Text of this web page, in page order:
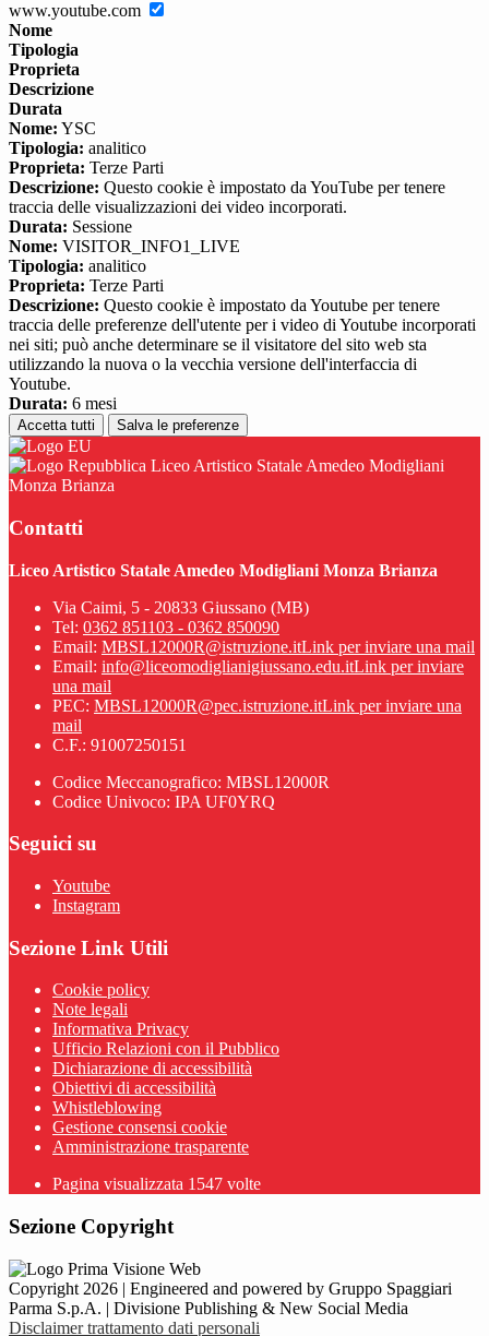
www.youtube.com
Nome
Tipologia
Proprieta
Descrizione
Durata
Nome: YSC
Tipologia: analitico
Proprieta: Terze Parti
Descrizione: Questo cookie è impostato da YouTube per tenere
traccia delle visualizzazioni dei video incorporati.
Durata: Sessione
Nome: VISITOR_INFO1_LIVE
Tipologia: analitico
Proprieta: Terze Parti
Descrizione: Questo cookie è impostato da Youtube per tenere
traccia delle preferenze dell'utente per i video di Youtube incorporati
nei siti; può anche determinare se il visitatore del sito web sta
utilizzando la nuova o la vecchia versione dell'interfaccia di
Youtube.
Durata: 6 mesi
Accetta tutti Salva le preferenze
Liceo Artistico Statale Amedeo Modigliani
Monza Brianza
Contatti
Liceo Artistico Statale Amedeo Modigliani Monza Brianza
Via Caimi, 5 - 20833 Giussano (MB)
Tel: 0362 851103 - 0362 850090
Email: MBSL12000R@istruzione.itLink per inviare una mail
Email: info@liceomodiglianigiussano.edu.itLink per inviare
una mail
PEC: MBSL12000R@pec.istruzione.itLink per inviare una
mail
C.F.: 91007250151
Codice Meccanografico: MBSL12000R
Codice Univoco: IPA UF0YRQ
Seguici su
Youtube
Instagram
Sezione Link Utili
Cookie policy
Note legali
Informativa Privacy
Ufficio Relazioni con il Pubblico
Dichiarazione di accessibilità
Obiettivi di accessibilità
Whistleblowing
Gestione consensi cookie
Amministrazione trasparente
Pagina visualizzata 1547 volte
Sezione Copyright
Copyright 2026 | Engineered and powered by Gruppo Spaggiari
Parma S.p.A. | Divisione Publishing & New Social Media
Disclaimer trattamento dati personali